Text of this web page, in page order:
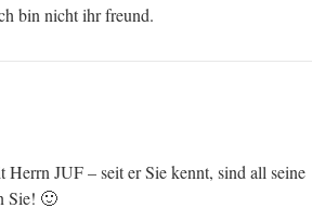
bin nicht ihr freund.
JUF – seit er Sie kennt, sind all seine
Sie! 🙂